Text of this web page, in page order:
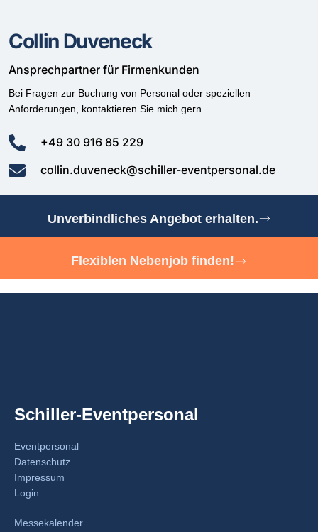
Collin Duveneck
Ansprechpartner für Firmenkunden
Bei Fragen zur Buchung von Personal oder speziellen
Anforderungen, kontaktieren Sie mich gern.
+49 30 916 85 229
collin.duveneck@schiller-eventpersonal.de
Unverbindliches Angebot erhalten.
Flexiblen Nebenjob finden!
Schiller-Eventpersonal
Eventpersonal
Datenschutz
Impressum
Login
Messekalender